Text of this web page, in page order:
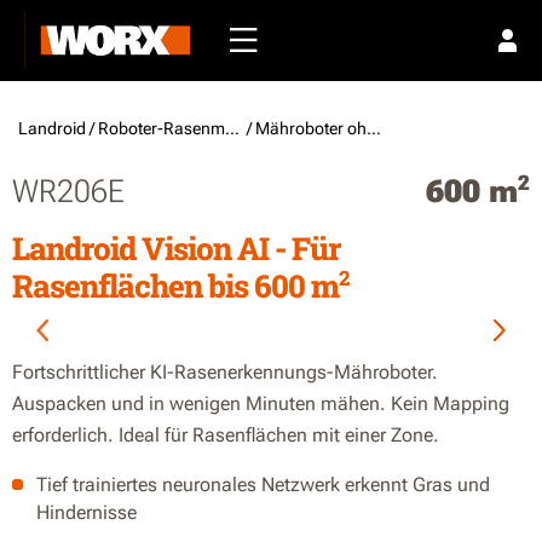
Landroid / Roboter-Rasenmäher / Mähroboter ohne Begrenzungskabel
WR206E 600 m2
Landroid Vision AI - Für
Rasenflächen bis 600 m2
Fortschrittlicher KI-Rasenerkennungs-Mähroboter.
Auspacken und in wenigen Minuten mähen. Kein Mapping
erforderlich. Ideal für Rasenflächen mit einer Zone.
Tief trainiertes neuronales Netzwerk erkennt Gras und
Hindernisse